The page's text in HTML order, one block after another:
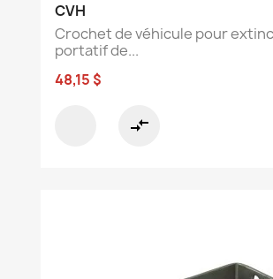
CVH
Crochet de véhicule pour
portatif de...
48,15 $
compare_arrows